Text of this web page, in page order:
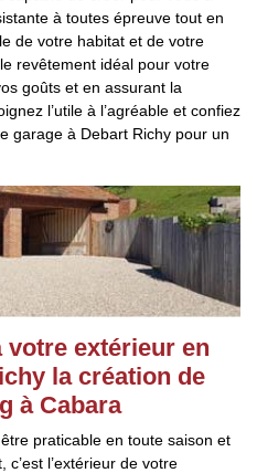
à toutes épreuve tout en
de votre habitat et de votre
revêtement idéal pour votre
goûts et en assurant la
l’utile à l’agréable et confiez
garage à Debart Richy pour un
votre extérieur en
la création de
à Cabara
praticable en toute saison et
l’extérieur de votre